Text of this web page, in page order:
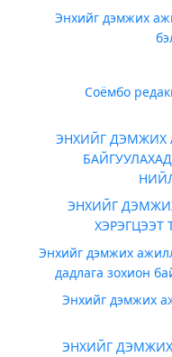
Энхийг дэмжих
Соёмбо
ЭНХИЙГ ДЭМЖИХ
ЭНХИЙГ
ХЭРЭГЦЭЭТ
Энхийг дэмжих
дадлага зохион
Энхийг дэмжих
ЭНХИЙГ